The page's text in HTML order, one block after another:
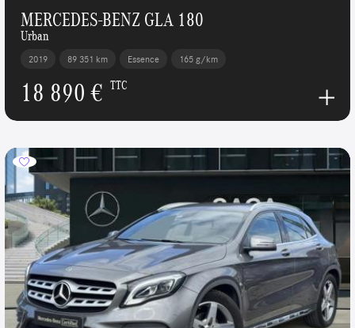
MERCEDES-BENZ GLA 180
Urban
2019 89 351 km Essence 165 g/km
18 890 € TTC